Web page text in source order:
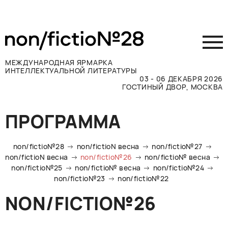
МЕЖДУНАРОДНАЯ ЯРМАРКА
ИНТЕЛЛЕКТУАЛЬНОЙ ЛИТЕРАТУРЫ
03 - 06 ДЕКАБРЯ 2026
ГОСТИНЫЙ ДВОР, МОСКВА
Принять участие
Участникам
Посетителям
Программа
Прессе
Контакты
ПРОГРАММА
non/fictio№28 non/fictioN весна
non/fictio№27
non/fictioN весна
non/fictio№26
non/fictio№ весна
non/fictio№25
non/fictio№ весна
non/fictio№24
non/fictio№23
non/fictio№22
NON/FICTIO№26